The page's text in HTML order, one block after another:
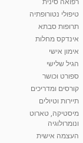
10:17
01:37
01:46
טיפולי נטורופתיה
תרופות סבתא
אינדקס מחלות
אימון אישי
הגיל שלישי
ספורט וכושר
קורסים ומדריכים
תיירות וטיולים
מיסטיקה, טארוט
ונומרולוגיה
העצמה אישית